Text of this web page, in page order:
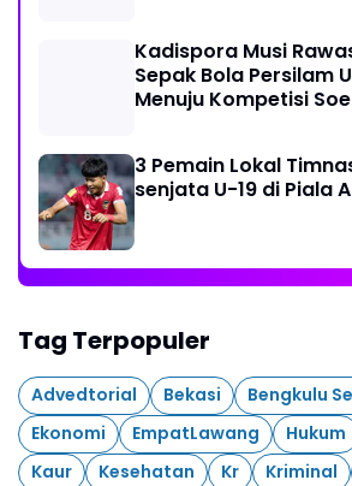
Kadispora Musi
Sepak Bola Persilam
Menuju Kompetisi
3 Pemain Lokal
senjata U-19 di Piala
Tag Terpopuler
Advedtorial Bekasi Bengkulu
Ekonomi
EmpatLawang Hukum
Kaur
Kesehatan Kr Kriminal